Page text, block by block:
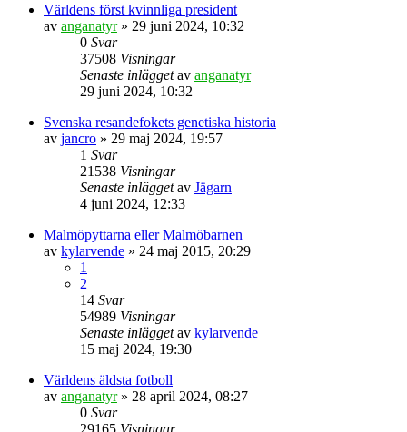
Världens först kvinnliga president
av anganatyr» 29 juni 2024, 10:32
0 Svar
37508 Visningar
Senaste inläggetav anganatyr
29 juni 2024, 10:32
Svenska resandefokets genetiska historia
av jancro » 29 maj 2024, 19:57
1 Svar
21538 Visningar
Senaste inläggetav Jägarn
4 juni 2024, 12:33
Malmöpyttarna eller Malmöbarnen
av kylarvende » 24 maj 2015, 20:29
1
2
14 Svar
54989 Visningar
Senaste inläggetav kylarvende
15 maj 2024, 19:30
Världens äldsta fotboll
av anganatyr» 28 april 2024, 08:27
0 Svar
29165 Visningar